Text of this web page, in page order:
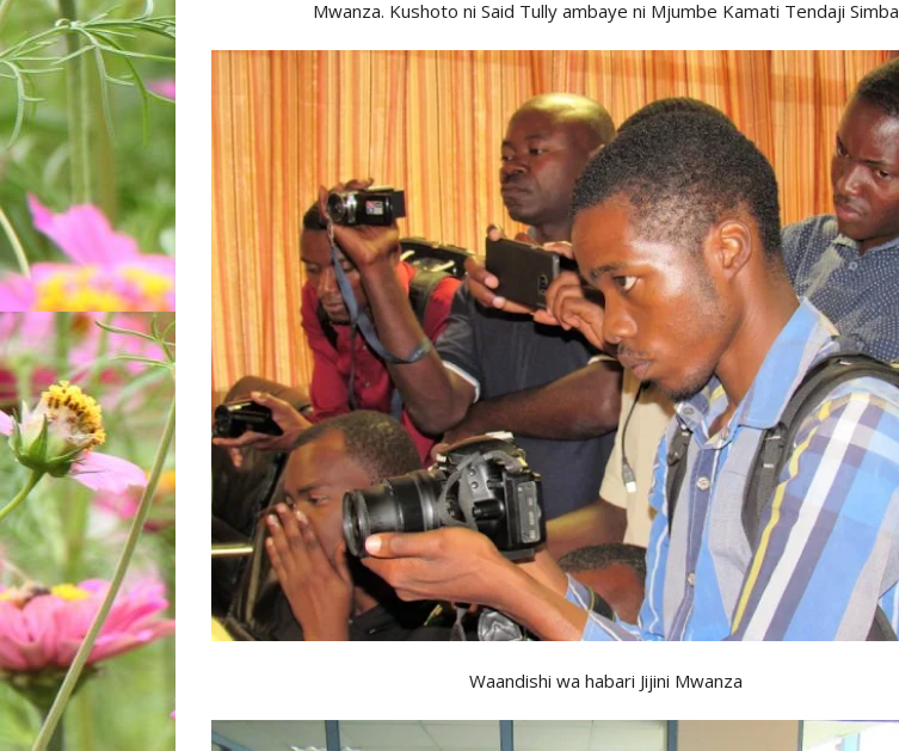
Mwanza. Kushoto ni Said Tully ambaye ni Mjumbe Kamati Tendaji Simba
Waandishi wa habari Jijini Mwanza